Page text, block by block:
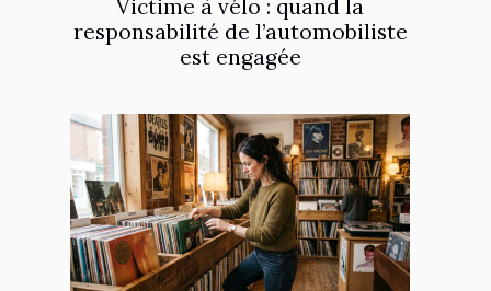
Victime à vélo : quand la
responsabilité de l’automobiliste
est engagée